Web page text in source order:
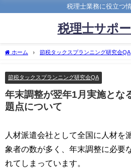
税理士業務に役立つ
税理士サポ
ホーム 節税タックスプランニング研究会QA
節税タックスプランニング研究会QA
年末調整が翌年1月実施とな
題点について
人材派遣会社として全国に人材を
象者の数が多く、年末調整に必要
れてしまっています。